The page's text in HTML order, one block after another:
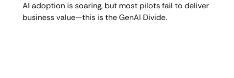
AI adoption is soaring, but most pilots fail to deliver
business value—this is the GenAI Divide.